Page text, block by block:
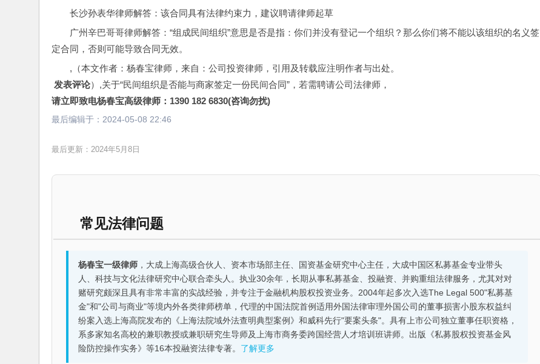
长沙孙表华律师解答：该合同具有法律约束力，建议聘请律师起草
广州辛巴哥哥律师解答：“组成民间组织”意思是否是指：你们并没有登记一个组织？那么你们将不能以该组织的名义签
定合同，否则可能导致合同无效。
,（本文作者：杨春宝律师，来自：公司投资律师，引用及转载应注明作者与出处。
发表评论）,关于“民间组织是否能与商家签定一份民间合同”，若需聘请公司法律师，
请立即致电杨春宝高级律师：1390 182 6830(咨询勿扰)
最后编辑于： 2024-05-08 22:46
最后更新：2024年5月8日
常见法律问题
杨春宝一级律师，大成上海高级合伙人、资本市场部主任、国资基金研究中心主任，大成中国区私募基金专业带头
人、科技与文化法律研究中心联合牵头人。执业30余年，长期从事私募基金、投融资、并购重组法律服务，尤其对对
赌研究颇深且具有非常丰富的实战经验，并专注于金融机构股权投资业务。2004年起多次入选The Legal 500"私募基
金"和"公司与商业"等境内外各类律师榜单，代理的中国法院首例适用外国法律审理外国公司的董事损害小股东权益纠
纷案入选上海高院发布的《上海法院域外法查明典型案例》和威科先行"要案头条"。具有上市公司独立董事任职资格，
系多家知名高校的兼职教授或兼职研究生导师及上海市商务委跨国经营人才培训班讲师。出版《私募股权投资基金风
险防控操作实务》等16本投融资法律专著。 了解更多